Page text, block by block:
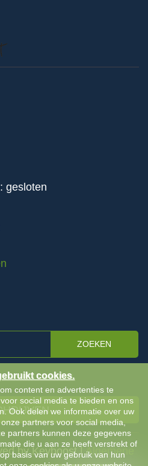
gesloten
ZOEKEN
by Keyboost |Algemene
cookies.
content en advertenties te
social media te bieden en ons
Ook delen we informatie over uw
partners voor social media,
partners kunnen deze gegevens
die u aan ze heeft verstrekt of
basis van uw gebruik van hun